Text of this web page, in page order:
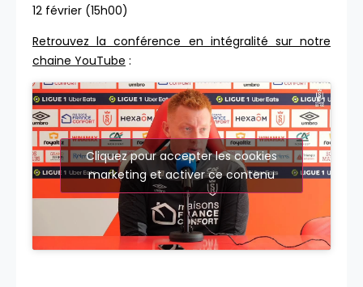
12 février (15h00)
Retrouvez la conférence en intégralité sur notre
chaine YouTube :
Cliquez pour accepter les cookies
marketing et activer ce contenu